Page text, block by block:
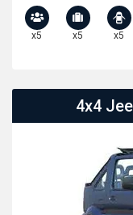
x5 x5 x5
4x4